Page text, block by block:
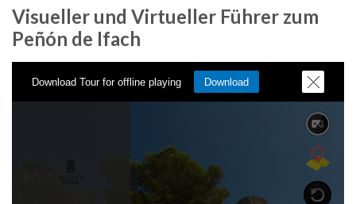
Visueller und Virtueller Führer zum
Peñón de Ifach